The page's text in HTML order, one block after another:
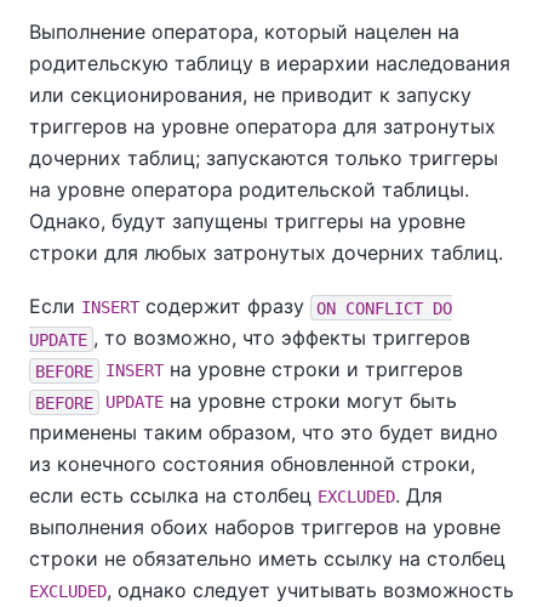
Выполнение оператора, который нацелен на
родительскую таблицу в иерархии наследования
или секционирования, не приводит к запуску
триггеров на уровне оператора для затронутых
дочерних таблиц; запускаются только триггеры
на уровне оператора родительской таблицы.
Однако, будут запущены триггеры на уровне
строки для любых затронутых дочерних таблиц.
Если INSERTсодержит фразу
ON CONFLICT DO
UPDATE , то возможно, что эффекты триггеров
BEFORE INSERTна уровне строки и триггеров
BEFORE UPDATE на уровне строки могут быть
применены таким образом, что это будет видно
из конечного состояния обновленной строки,
если есть ссылка на столбец EXCLUDED. Для
выполнения обоих наборов триггеров на уровне
строки не обязательно иметь ссылку на столбец
EXCLUDED, однако следует учитывать возможность